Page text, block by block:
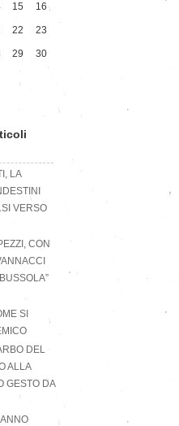
15 16
22 23
29 30
LA
VERSO
CON
SI
DEL
ALLA
GESTO DA